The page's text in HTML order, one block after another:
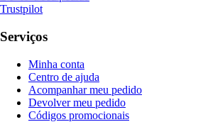
Trustpilot
Serviços
Minha conta
Centro de ajuda
Acompanhar meu pedido
Devolver meu pedido
Códigos promocionais